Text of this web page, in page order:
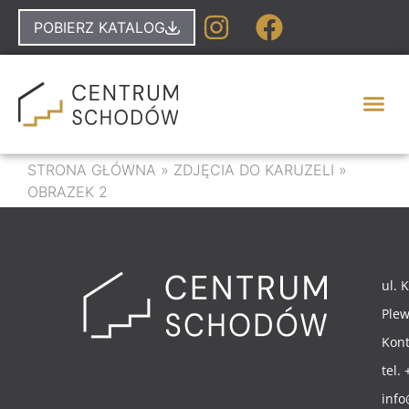
POBIERZ KATALOG
STRONA GŁÓWNA » ZDJĘCIA DO KARUZELI »
OBRAZEK 2
ul.
tel.